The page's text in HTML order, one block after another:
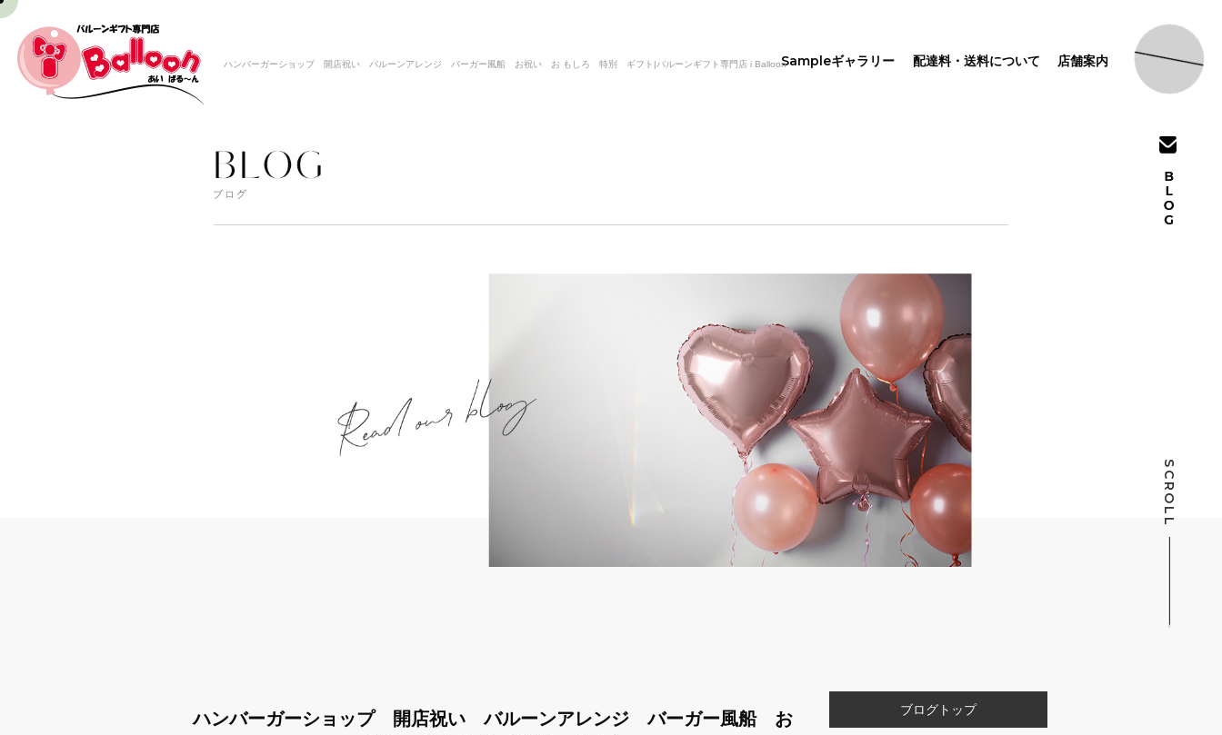
ハンバーガーショップ 開店祝い バルーンアレンジ バーガー風船 お祝い お もしろ 特別 ギフト|バルーンギフト専門店 i BalloonSampleギャラリー 配達料・送料について 店舗案内
SCROLL
ハンバーガーショップ 開店祝い バルーンアレンジ バーガー風船 お
ブログトップ